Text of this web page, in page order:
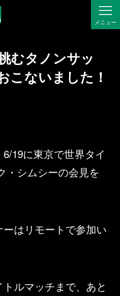
メニュー
むタノンサッ
こないました！
19に東京で世界タイ
・シムシーの会見を
はリモートで参加い
ルマッチまで、あと